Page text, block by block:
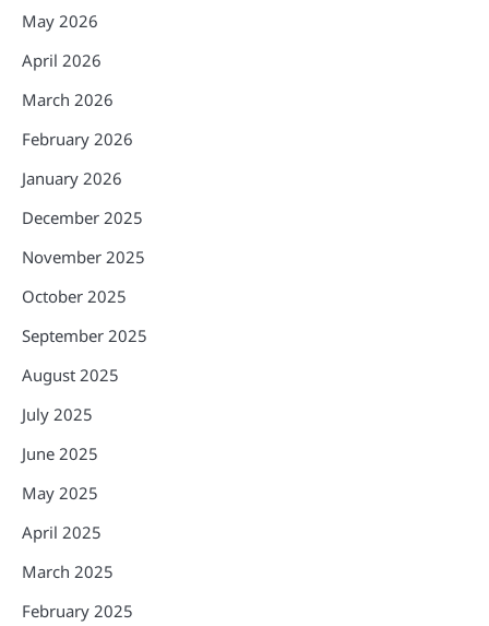
May 2026
April 2026
March 2026
February 2026
January 2026
December 2025
November 2025
October 2025
September 2025
August 2025
July 2025
June 2025
May 2025
April 2025
March 2025
February 2025